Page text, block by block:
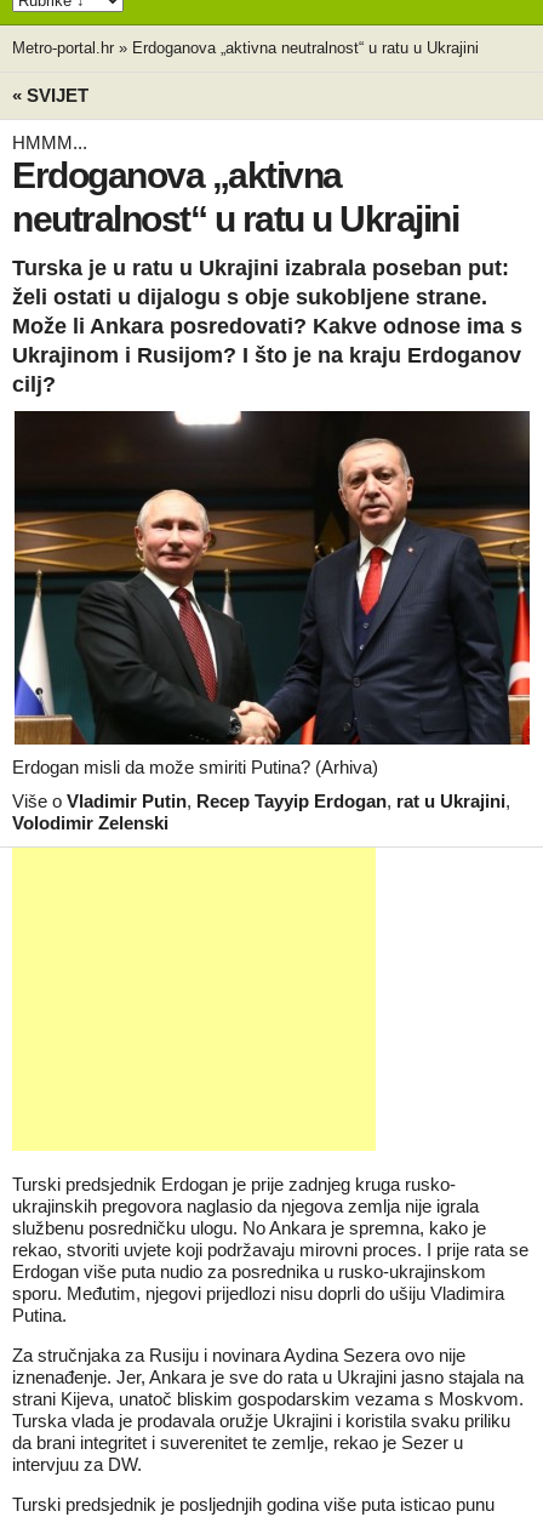
Metro-portal.hr » Erdoganova „aktivna neutralnost“ u ratu u Ukrajini
« SVIJET
HMMM...
Erdoganova „aktivna
neutralnost“ u ratu u Ukrajini
Turska je u ratu u Ukrajini izabrala poseban put:
želi ostati u dijalogu s obje sukobljene strane.
Može li Ankara posredovati? Kakve odnose ima s
Ukrajinom i Rusijom? I što je na kraju Erdoganov
cilj?
Erdogan misli da može smiriti Putina? (Arhiva)
Više o Vladimir Putin, Recep Tayyip Erdogan, rat u Ukrajini,
Volodimir Zelenski
Turski predsjednik Erdogan je prije zadnjeg kruga rusko-
ukrajinskih pregovora naglasio da njegova zemlja nije igrala
službenu posredničku ulogu. No Ankara je spremna, kako je
rekao, stvoriti uvjete koji podržavaju mirovni proces. I prije rata se
Erdogan više puta nudio za posrednika u rusko-ukrajinskom
sporu. Međutim, njegovi prijedlozi nisu doprli do ušiju Vladimira
Putina.
Za stručnjaka za Rusiju i novinara Aydina Sezera ovo nije
iznenađenje. Jer, Ankara je sve do rata u Ukrajini jasno stajala na
strani Kijeva, unatoč bliskim gospodarskim vezama s Moskvom.
Turska vlada je prodavala oružje Ukrajini i koristila svaku priliku
da brani integritet i suverenitet te zemlje, rekao je Sezer u
intervjuu za DW.
Turski predsjednik je posljednjih godina više puta isticao punu